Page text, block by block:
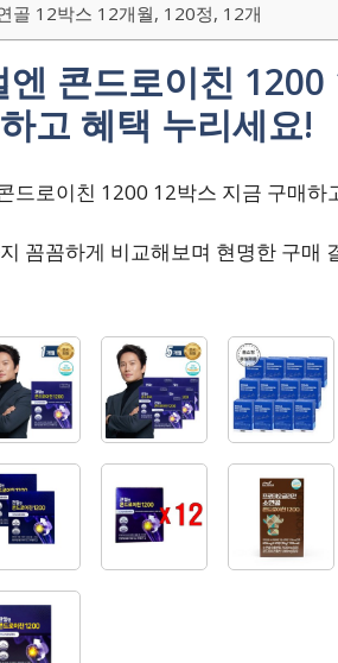
골 12박스 12개월, 120정, 12개
콘드로이친
고 혜택 누리세요!
드로이친 1200 12박스 지금 구매하
꼼꼼하게 비교해보며 현명한 구매